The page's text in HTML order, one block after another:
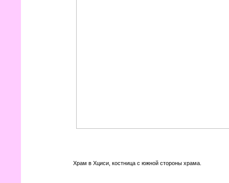
Храм в Хциси, костница с южной стороны храма.